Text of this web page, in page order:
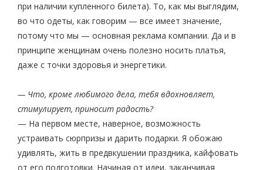
при наличии купленного билета). То, как мы выглядим,
во что одеты, как говорим — все имеет значение,
потому что мы — основная реклама компании. Да и в
принципе женщинам очень полезно носить платья,
даже с точки здоровья и энергетики.
— Что, кроме любимого дела, тебя вдохновляет,
стимулирует, приносит радость?
— На первом месте, наверное, возможность
устраивать сюрпризы и дарить подарки. Я обожаю
удивлять, жить в предвкушении праздника, кайфовать
от его подготовки. Начиная от идеи, заканчивая